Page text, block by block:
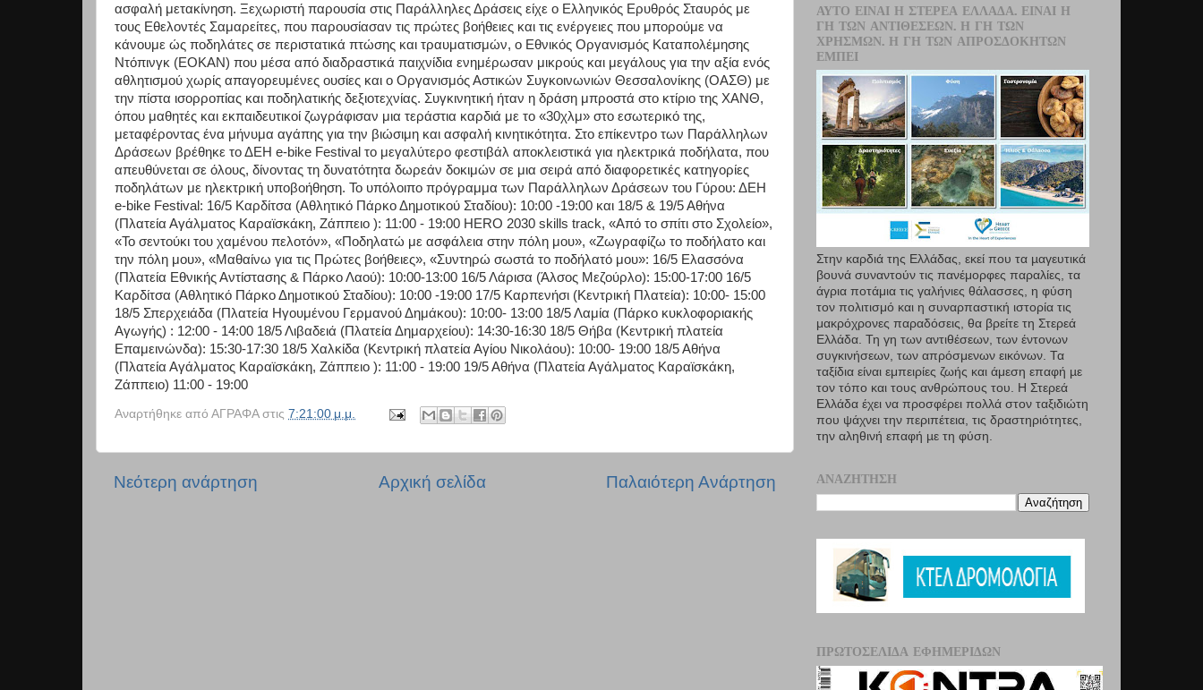
ασφαλή μετακίνηση. Ξεχωριστή παρουσία στις Παράλληλες Δράσεις είχε ο Ελληνικός Ερυθρός Σταυρός με
τους Εθελοντές Σαμαρείτες, που παρουσίασαν τις πρώτες βοήθειες και τις ενέργειες που μπορούμε να
κάνουμε ώς ποδηλάτες σε περιστατικά πτώσης και τραυματισμών, ο Εθνικός Οργανισμός Καταπολέμησης
Ντόπινγκ (ΕΟΚΑΝ) που μέσα από διαδραστικά παιχνίδια ενημέρωσαν μικρούς και μεγάλους για την αξία ενός
αθλητισμού χωρίς απαγορευμένες ουσίες και ο Οργανισμός Αστικών Συγκοινωνιών Θεσσαλονίκης (ΟΑΣΘ) με
την πίστα ισορροπίας και ποδηλατικής δεξιοτεχνίας. Συγκινητική ήταν η δράση μπροστά στο κτίριο της ΧΑΝΘ,
όπου μαθητές και εκπαιδευτικοί ζωγράφισαν μια τεράστια καρδιά με το «30χλμ» στο εσωτερικό της,
μεταφέροντας ένα μήνυμα αγάπης για την βιώσιμη και ασφαλή κινητικότητα. Στο επίκεντρο των Παράλληλων
Δράσεων βρέθηκε το ΔΕΗ e-bike Festival το μεγαλύτερο φεστιβάλ αποκλειστικά για ηλεκτρικά ποδήλατα, που
απευθύνεται σε όλους, δίνοντας τη δυνατότητα δωρεάν δοκιμών σε μια σειρά από διαφορετικές κατηγορίες
ποδηλάτων με ηλεκτρική υποβοήθηση. Το υπόλοιπο πρόγραμμα των Παράλληλων Δράσεων του Γύρου: ΔΕΗ
e-bike Festival: 16/5 Καρδίτσα (Αθλητικό Πάρκο Δημοτικού Σταδίου): 10:00 -19:00 και 18/5 & 19/5 Αθήνα
(Πλατεία Αγάλματος Καραϊσκάκη, Ζάππειο ): 11:00 - 19:00 HERO 2030 skills track, «Από το σπίτι στο Σχολείο»,
«Το σεντούκι του χαμένου πελοτόν», «Ποδηλατώ με ασφάλεια στην πόλη μου», «Ζωγραφίζω το ποδήλατο και
την πόλη μου», «Μαθαίνω για τις Πρώτες βοήθειες», «Συντηρώ σωστά το ποδήλατό μου»: 16/5 Ελασσόνα
(Πλατεία Εθνικής Αντίστασης & Πάρκο Λαού): 10:00-13:00 16/5 Λάρισα (Άλσος Μεζούρλο): 15:00-17:00 16/5
Καρδίτσα (Αθλητικό Πάρκο Δημοτικού Σταδίου): 10:00 -19:00 17/5 Καρπενήσι (Κεντρική Πλατεία): 10:00- 15:00
18/5 Σπερχειάδα (Πλατεία Ηγουμένου Γερμανού Δημάκου): 10:00- 13:00 18/5 Λαμία (Πάρκο κυκλοφοριακής
Αγωγής) : 12:00 - 14:00 18/5 Λιβαδειά (Πλατεία Δημαρχείου): 14:30-16:30 18/5 Θήβα (Κεντρική πλατεία
Επαμεινώνδα): 15:30-17:30 18/5 Χαλκίδα (Κεντρική πλατεία Αγίου Νικολάου): 10:00- 19:00 18/5 Αθήνα
(Πλατεία Αγάλματος Καραϊσκάκη, Ζάππειο ): 11:00 - 19:00 19/5 Αθήνα (Πλατεία Αγάλματος Καραϊσκάκη,
Ζάππειο) 11:00 - 19:00
Αναρτήθηκε από ΑΓΡΑΦΑ στις 7:21:00 μ.μ.
Νεότερη ανάρτηση Παλαιότερη Ανάρτηση
Αρχική σελίδα
ΑΥΤΌ ΕΊΝΑΙ Η ΣΤΕΡΕΆ ΕΛΛΆΔΑ. ΕΊΝΑΙ Η
ΓΗ ΤΩΝ ΑΝΤΙΘΈΣΕΩΝ. Η ΓΗ ΤΩΝ
ΧΡΗΣΜΏΝ. Η ΓΗ ΤΩΝ ΑΠΡΟΣΔΌΚΗΤΩΝ
ΕΜΠΕΙ
Στην καρδιά της Ελλάδας, εκεί που τα µαγευτικά
βουνά συναντούν τις πανέμορφες παραλίες, τα
άγρια ποτάμια τις γαλήνιες θάλασσες, η φύση
τον πολιτισμό και η συναρπαστική ιστορία τις
μακρόχρονες παραδόσεις, θα βρείτε τη Στερεά
Ελλάδα. Τη γη των αντιθέσεων, των έντονων
συγκινήσεων, των απρόσμενων εικόνων. Τα
ταξίδια είναι εμπειρίες ζωής και άμεση επαφή µε
τον τόπο και τους ανθρώπους του. Η Στερεά
Ελλάδα έχει να προσφέρει πολλά στον ταξιδιώτη
που ψάχνει την περιπέτεια, τις δραστηριότητες,
την αληθινή επαφή µε τη φύση.
ΑΝΑΖΉΤΗΣΗ
ΠΡΩΤΟΣΈΛΙΔΑ ΕΦΗΜΕΡΊΔΩΝ